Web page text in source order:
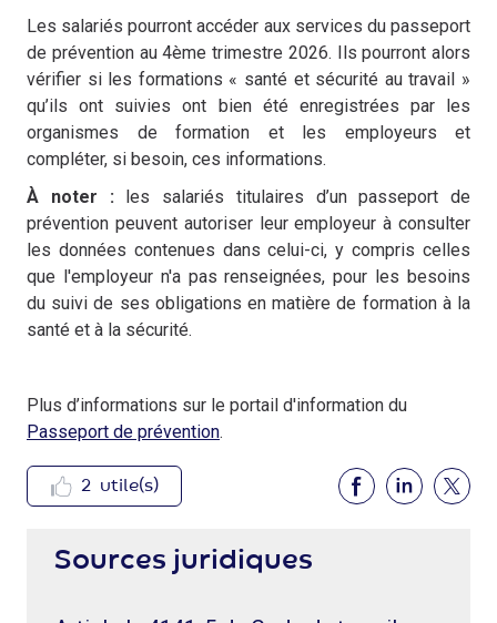
2 utile(s)
Les salariés pourront accéder aux services du passeport
de prévention au 4ème trimestre 2026. Ils pourront alors
vérifier si les formations « santé et sécurité au travail »
qu’ils ont suivies ont bien été enregistrées par les
organismes de formation et les employeurs et
compléter, si besoin, ces informations.
À noter : les salariés titulaires d’un passeport de
prévention peuvent autoriser leur employeur à consulter
les données contenues dans celui-ci, y compris celles
que l'employeur n'a pas renseignées, pour les besoins
du suivi de ses obligations en matière de formation à la
santé et à la sécurité.
Plus d’informations sur le portail d'information du
Passeport de prévention.
Sources juridiques